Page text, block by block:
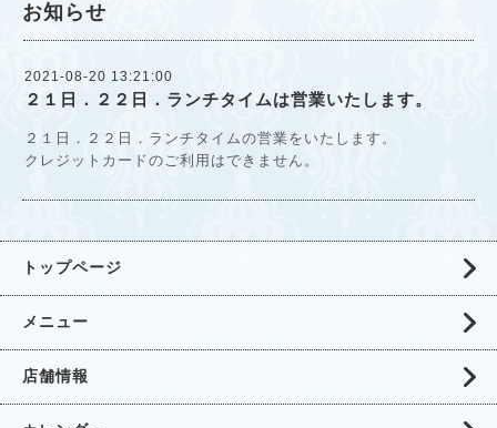
お知らせ
2021-08-20 13:21:00
２１日．２２日．ランチタイムは営業いたします。
２１日．２２日．ランチタイムの営業をいたします。
クレジットカードのご利用はできません。
トップページ
メニュー
店舗情報